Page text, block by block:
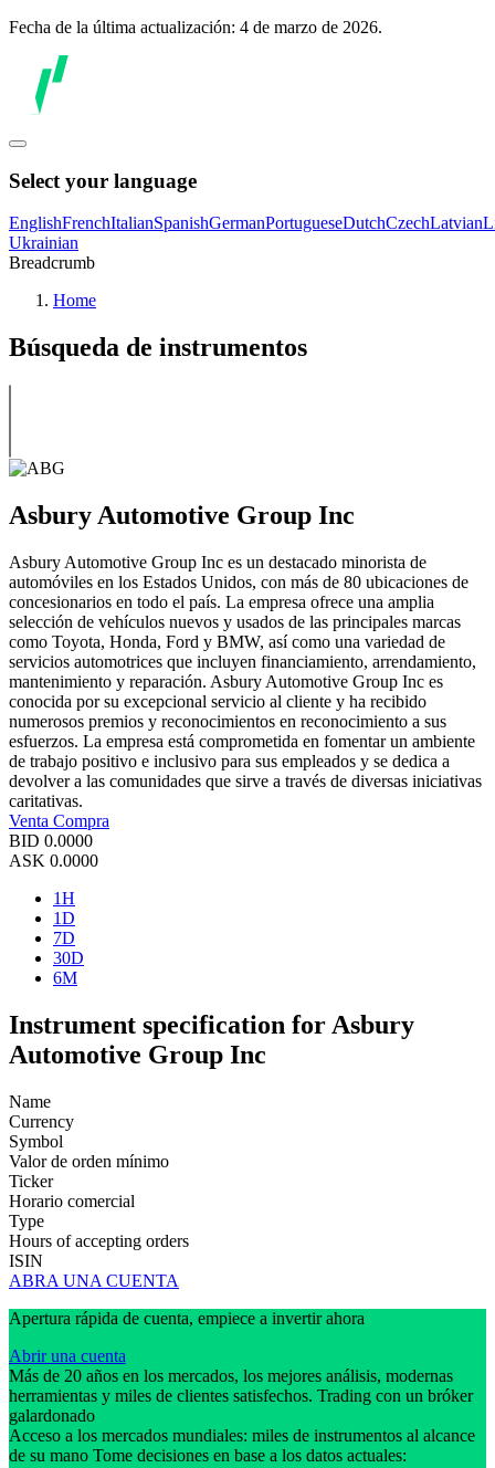
Fecha de la última actualización: 4 de marzo de 2026.
Select your language
EnglishFrenchItalianSpanishGermanPortugueseDutchCzechLatvian
Ukrainian
Breadcrumb
Home
Búsqueda de instrumentos
Asbury Automotive Group Inc
Asbury Automotive Group Inc es un destacado minorista de
automóviles en los Estados Unidos, con más de 80 ubicaciones de
concesionarios en todo el país. La empresa ofrece una amplia
selección de vehículos nuevos y usados de las principales marcas
como Toyota, Honda, Ford y BMW, así como una variedad de
servicios automotrices que incluyen financiamiento, arrendamiento,
mantenimiento y reparación. Asbury Automotive Group Inc es
conocida por su excepcional servicio al cliente y ha recibido
numerosos premios y reconocimientos en reconocimiento a sus
esfuerzos. La empresa está comprometida en fomentar un ambiente
de trabajo positivo e inclusivo para sus empleados y se dedica a
devolver a las comunidades que sirve a través de diversas iniciativas
caritativas.
Venta Compra
BID 0.0000
ASK 0.0000
1H
1D
7D
30D
6M
Instrument specification for Asbury
Automotive Group Inc
Name
Currency
Symbol
Valor de orden mínimo
Ticker
Horario comercial
Type
Hours of accepting orders
ISIN
ABRA UNA CUENTA
Apertura rápida de cuenta, empiece a invertir ahora
Abrir una cuenta
Más de 20 años en los mercados, los mejores análisis, modernas
herramientas y miles de clientes satisfechos. Trading con un bróker
galardonado
Acceso a los mercados mundiales: miles de instrumentos al alcance
de su mano Tome decisiones en base a los datos actuales: